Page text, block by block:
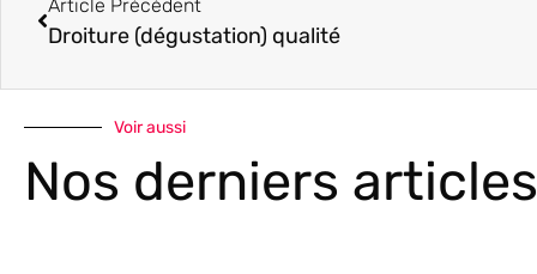
Article Précédent
Droiture (dégustation) qualité
Voir aussi
Nos derniers articles